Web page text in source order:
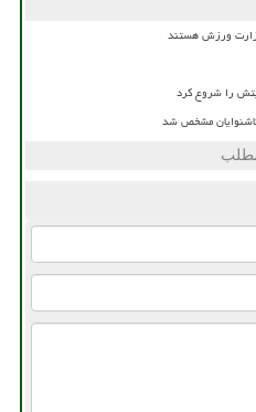
ورزش هستند
را شروع کرد
ناشنوایان مشخص شد
مطلب